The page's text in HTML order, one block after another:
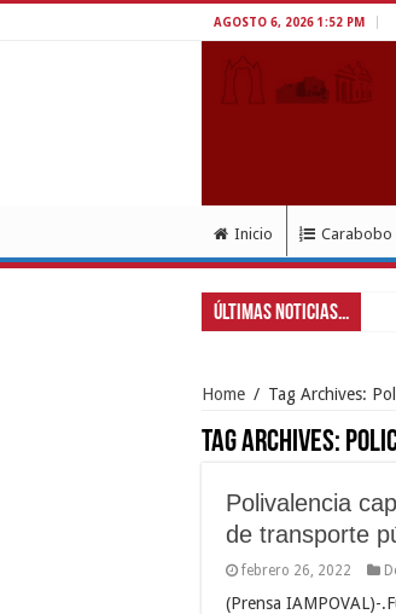
AGOSTO 6, 2026 1:52 PM
Inicio Carabobo
Últimas Noticias...
Home / Tag Archives:
Tag Archives:
Polivalencia
de transporte
febrero 26, 2022
(Prensa IAMPOVAL)-